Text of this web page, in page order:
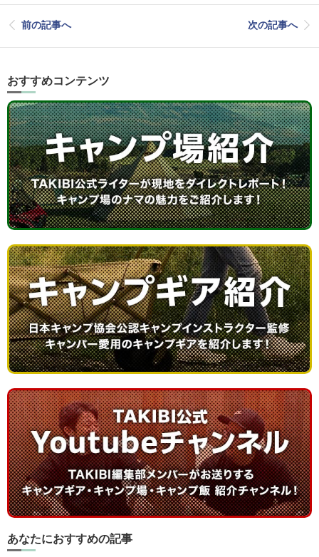
前の記事へ 次の記事へ
おすすめコンテンツ
あなたにおすすめの記事